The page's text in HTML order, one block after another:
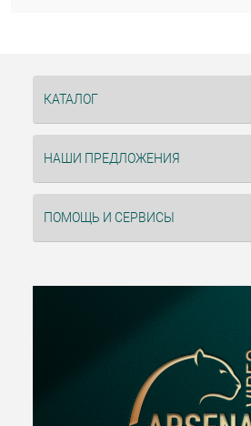
КАТАЛОГ
НАШИ ПРЕДЛОЖЕНИЯ
ПОМОЩЬ И СЕРВИСЫ